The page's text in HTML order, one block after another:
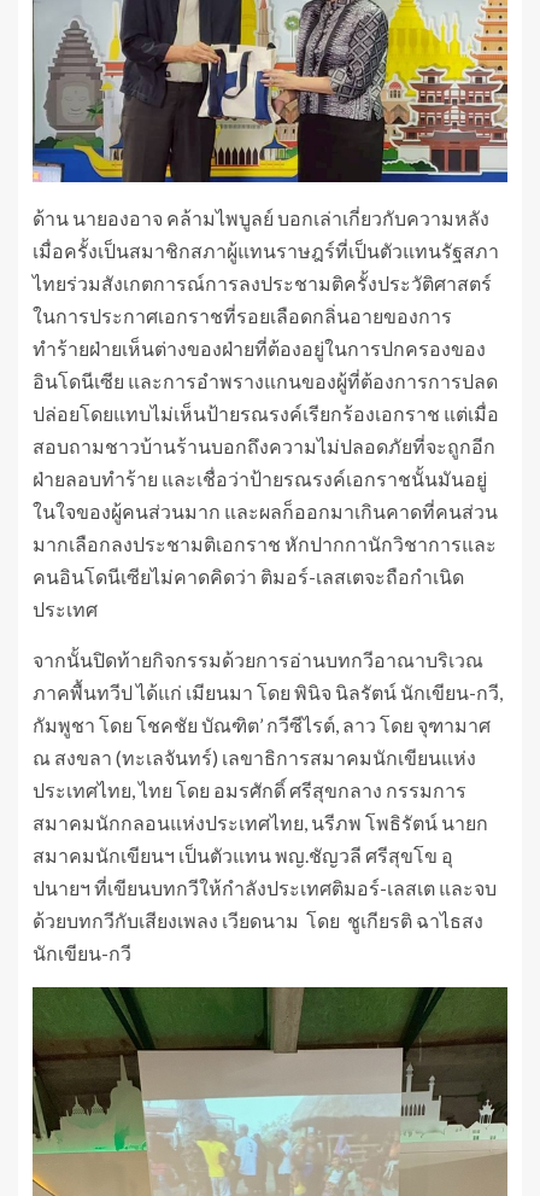
ด้าน นายองอาจ คล้ามไพบูลย์ บอกเล่าเกี่ยวกับความหลัง
เมื่อครั้งเป็นสมาชิกสภาผู้แทนราษฎร์ที่เป็นตัวแทนรัฐสภา
ไทยร่วมสังเกตการณ์การลงประชามติครั้งประวัติศาสตร์
ในการประกาศเอกราชที่รอยเลือดกลิ่นอายของการ
ทำร้ายฝ่ายเห็นต่างของฝ่ายที่ต้องอยู่ในการปกครองของ
อินโดนีเซีย และการอำพรางแกนของผู้ที่ต้องการการปลด
ปล่อยโดยแทบไม่เห็นป้ายรณรงค์เรียกร้องเอกราช แต่เมื่อ
สอบถามชาวบ้านร้านบอกถึงความไม่ปลอดภัยที่จะถูกอีก
ฝ่ายลอบทำร้าย และเชื่อว่าป้ายรณรงค์เอกราชนั้นมันอยู่
ในใจของผู้คนส่วนมาก และผลก็ออกมาเกินคาดที่คนส่วน
มากเลือกลงประชามติเอกราช หักปากกานักวิชาการและ
คนอินโดนีเซียไม่คาดคิดว่า ติมอร์-เลสเตจะถือกำเนิด
ประเทศ
จากนั้นปิดท้ายกิจกรรมด้วยการอ่านบทกวีอาณาบริเวณ
ภาคพื้นทวีป ได้แก่ เมียนมา โดย พินิจ นิลรัตน์ นักเขียน-กวี,
กัมพูชา โดย โชคชัย บัณฑิต’ กวีซีไรต์, ลาว โดย จุฑามาศ
ณ สงขลา (ทะเลจันทร์) เลขาธิการสมาคมนักเขียนแห่ง
ประเทศไทย, ไทย โดย อมรศักดิ์ ศรีสุขกลาง กรรมการ
สมาคมนักกลอนแห่งประเทศไทย, นรีภพ โพธิรัตน์ นายก
สมาคมนักเขียนฯ เป็นตัวแทน พญ.ชัญวลี ศรีสุขโข อุ
ปนายฯ ที่เขียนบทกวีให้กำลังประเทศติมอร์-เลสเต และจบ
ด้วยบทกวีกับเสียงเพลง เวียดนาม โดย ชูเกียรติ ฉาไธสง
นักเขียน-กวี